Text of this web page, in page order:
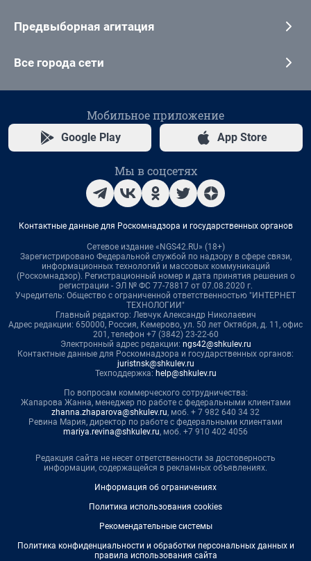
Предвыборная агитация
Все города сети
Мобильное приложение
Google Play App Store
Мы в соцсетях
Контактные данные для Роскомнадзора и государственных органов
Сетевое издание «NGS42.RU» (18+)
Зарегистрировано Федеральной службой по надзору в сфере связи,
информационных технологий и массовых коммуникаций
(Роскомнадзор). Регистрационный номер и дата принятия решения о
регистрации - ЭЛ № ФС 77-78817 от 07.08.2020 г.
Учредитель: Общество с ограниченной ответственностью "ИНТЕРНЕТ
ТЕХНОЛОГИИ"
Главный редактор: Левчук Александр Николаевич
Адрес редакции: 650000, Россия, Кемерово, ул. 50 лет Октября, д. 11, офис
201, телефон +7 (3842) 23-22-60
Электронный адрес редакции: ngs42@shkulev.ru
Контактные данные для Роскомнадзора и государственных органов:
juristnsk@shkulev.ru
Техподдержка: help@shkulev.ru
По вопросам коммерческого сотрудничества:
Жапарова Жанна, менеджер по работе с федеральными клиентами
zhanna.zhaparova@shkulev.ru, моб. + 7 982 640 34 32
Ревина Мария, директор по работе с федеральными клиентами
mariya.revina@shkulev.ru, моб. +7 910 402 4056
Редакция сайта не несет ответственности за достоверность
информации, содержащейся в рекламных объявлениях.
Информация об ограничениях
Политика использования cookies
Рекомендательные системы
Политика конфиденциальности и обработки персональных данных и
правила использования сайта